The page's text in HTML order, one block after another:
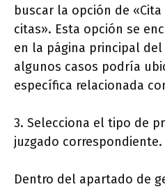
buscar la opción de
citas». Esta opción se
en la página principal
algunos casos podría
específica relacionada
3. Selecciona el tipo de
juzgado correspondiente.
Dentro del apartado de